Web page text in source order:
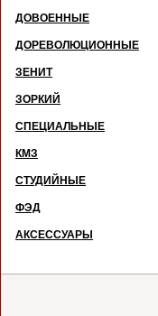
ДОВОЕННЫЕ
ДОРЕВОЛЮЦИОННЫЕ
ЗЕНИТ
ЗОРКИЙ
СПЕЦИАЛЬНЫЕ
КМЗ
СТУДИЙНЫЕ
ФЭД
АКСЕССУАРЫ